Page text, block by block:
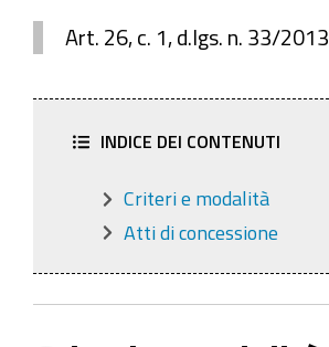
Art. 26, c. 1, d.lgs. n. 33/2013
INDICE DEI CONTENUTI
Criteri e modalità
Atti di concessione